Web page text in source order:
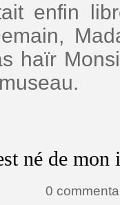
enfin
haïr
né de
0